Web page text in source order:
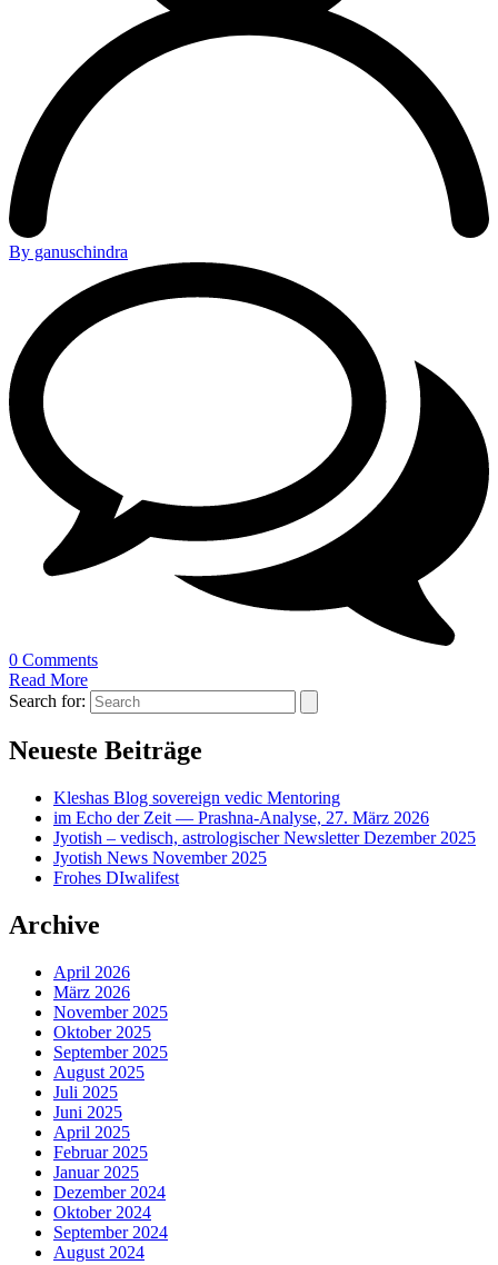
By ganuschindra
0 Comments
Read More
Search for:
Neueste Beiträge
Kleshas Blog sovereign vedic Mentoring
im Echo der Zeit — Prashna-Analyse, 27. März 2026
Jyotish – vedisch, astrologischer Newsletter Dezember 2025
Jyotish News November 2025
Frohes DIwalifest
Archive
April 2026
März 2026
November 2025
Oktober 2025
September 2025
August 2025
Juli 2025
Juni 2025
April 2025
Februar 2025
Januar 2025
Dezember 2024
Oktober 2024
September 2024
August 2024